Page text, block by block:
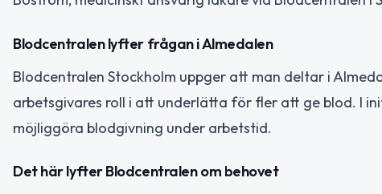
Blodcentralen lyfter frågan i Almedalen
Blodcentralen Stockholm uppger att man deltar i
arbetsgivares roll i att underlätta för fler att ge blod. I
möjliggöra blodgivning under arbetstid.
Det här lyfter Blodcentralen om behovet